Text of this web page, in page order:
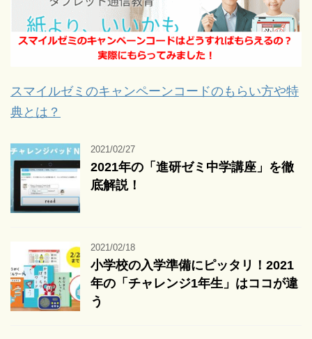
スマイルゼミのキャンペーンコードのもらい方や特
典とは？
2021/02/27
2021年の「進研ゼミ中学講座」を徹
底解説！
2021/02/18
小学校の入学準備にピッタリ！2021
年の「チャレンジ1年生」はココが違
う